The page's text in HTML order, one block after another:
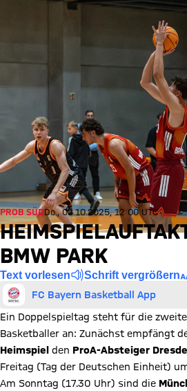
PROB SÜDDo., 02.10.2025, 12:00 UTC
BMW PARK
Text vorlesen Schrift vergrößern
FC Bayern Basketball App
Ein Doppelspieltag steht für die
Basketballer an: Zunächst empfängt
Heimspiel den ProA-Absteiger
Freitag (Tag der Deutschen Einheit)
Am Sonntag (17.30 Uhr) sind die